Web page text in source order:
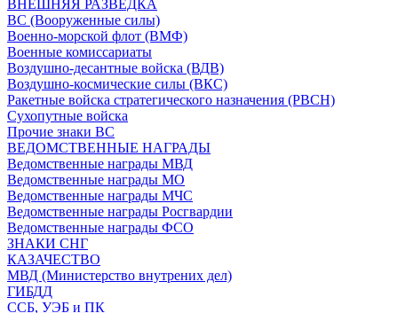
ВНЕШНЯЯ РАЗВЕДКА
ВС (Вооруженные силы)
Военно-морской флот (ВМФ)
Военные комиссариаты
Воздушно-десантные войска (ВДВ)
Воздушно-космические силы (ВКС)
Ракетные войска стратегического назначения (РВСН)
Сухопутные войска
Прочие знаки ВС
ВЕДОМСТВЕННЫЕ НАГРАДЫ
Ведомственные награды МВД
Ведомственные награды МО
Ведомственные награды МЧС
Ведомственные награды Росгвардии
Ведомственные награды ФСО
ЗНАКИ СНГ
КАЗАЧЕСТВО
МВД (Министерство внутрених дел)
ГИБДД
ССБ, УЭБ и ПК